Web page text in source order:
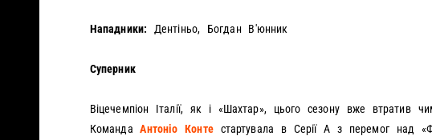
Нападники: Дентіньо, Богдан В'юнник
Суперник
Віцечемпіон Італії, як і «Шахтар», цього сезону вже втратив
КомандаАнтоніо Контестартувала в Серії А з перемог над